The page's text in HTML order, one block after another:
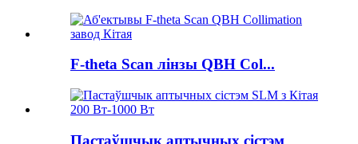
F-theta Scan лінзы QBH Col...
Пастаўшчык аптычных сістэм